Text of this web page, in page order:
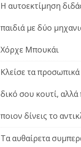
Η αυτοεκτίμηση
παιδιά με δύο
Χόρχε Μπουκάι
Κλείσε τα
δικό σου κουτί, αλλά
ποιον δίνεις το
Τα αυθαίρετα